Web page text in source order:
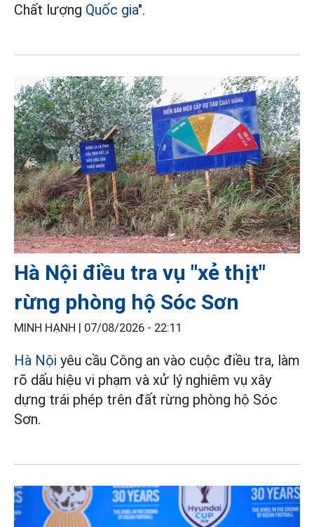
Chất lượng Quốc gia".
Hà Nội điều tra vụ "xẻ thịt"
rừng phòng hộ Sóc Sơn
MINH HẠNH | 07/08/2026 - 22:11
Hà Nội yêu cầu Công an vào cuộc điều tra, làm
rõ dấu hiệu vi phạm và xử lý nghiêm vụ xây
dựng trái phép trên đất rừng phòng hộ Sóc
Sơn.